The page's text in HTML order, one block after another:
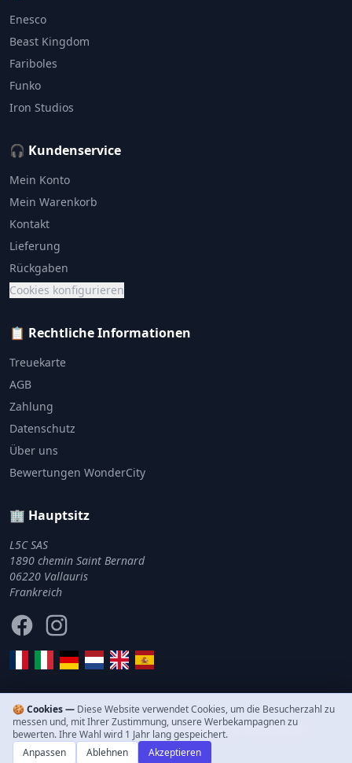
Enesco
Beast Kingdom
Fariboles
Funko
Iron Studios
🎧 Kundenservice
Mein Konto
Mein Warenkorb
Kontakt
Lieferung
Rückgaben
Cookies konfigurieren
📋 Rechtliche Informationen
Treuekarte
AGB
Zahlung
Datenschutz
Über uns
Bewertungen WonderCity
🏢 Hauptsitz
L5C SAS
1890 chemin Saint Bernard
06220 Vallauris
Frankreich
FacebookInstagram
© 2011–2026 WonderCity. Alle Rechte vorbehalten.
🍪 Cookies — Diese Website verwendet Cookies, um die Besucherzahl zu
messen und, mit Ihrer Zustimmung, unsere Werbekampagnen zu
bewerten. Ihre Wahl wird 1 Jahr lang gespeichert.
Anpassen
Ablehnen Akzeptieren